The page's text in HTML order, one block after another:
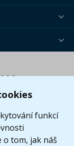
funkcí
o tom, jak náš